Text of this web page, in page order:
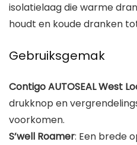
isolatielaag die warme
houdt en koude dranken
Gebruiksgemak
Contigo AUTOSEAL West
drukknop en
voorkomen.
S’well Roamer: Een brede